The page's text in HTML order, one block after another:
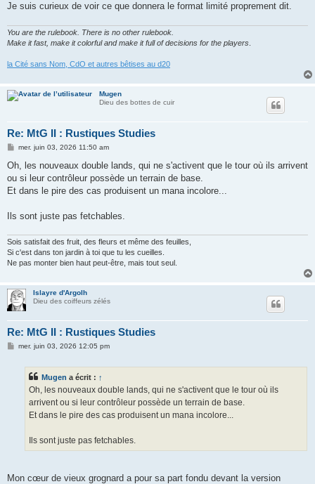
Je suis curieux de voir ce que donnera le format limité proprement dit.
You are the rulebook. There is no other rulebook.
Make it fast, make it colorful and make it full of decisions for the players
la Cité sans Nom, CdO et autres bêtises au d20
Mugen
Dieu des bottes de cuir
Re: MtG II : Rustiques Studies
M
s
a
g
mer. juin 03, 2026 11:50 am
Oh, les nouveaux double lands, qui ne s'activent que le tour où ils arrivent
ou si leur contrôleur possède un terrain de base.
Et dans le pire des cas produisent un mana incolore...
Ils sont juste pas fetchables.
Sois satisfait des fruit, des fleurs et même des feuilles,
Si c'est dans ton jardin à toi que tu les cueilles.
Ne pas monter bien haut peut-être, mais tout seul.
Islayre d'Argolh
Dieu des coiffeurs zélés
Re: MtG II : Rustiques Studies
Mmer. juin 03, 2026 12:05 pm
Mugen a écrit : ↑
Oh, les nouveaux double lands, qui ne s'activent que le tour où ils
arrivent ou si leur contrôleur possède un terrain de base.
Et dans le pire des cas produisent un mana incolore...
Ils sont juste pas fetchables.
Mon cœur de vieux grognard a pour sa part fondu devant la version